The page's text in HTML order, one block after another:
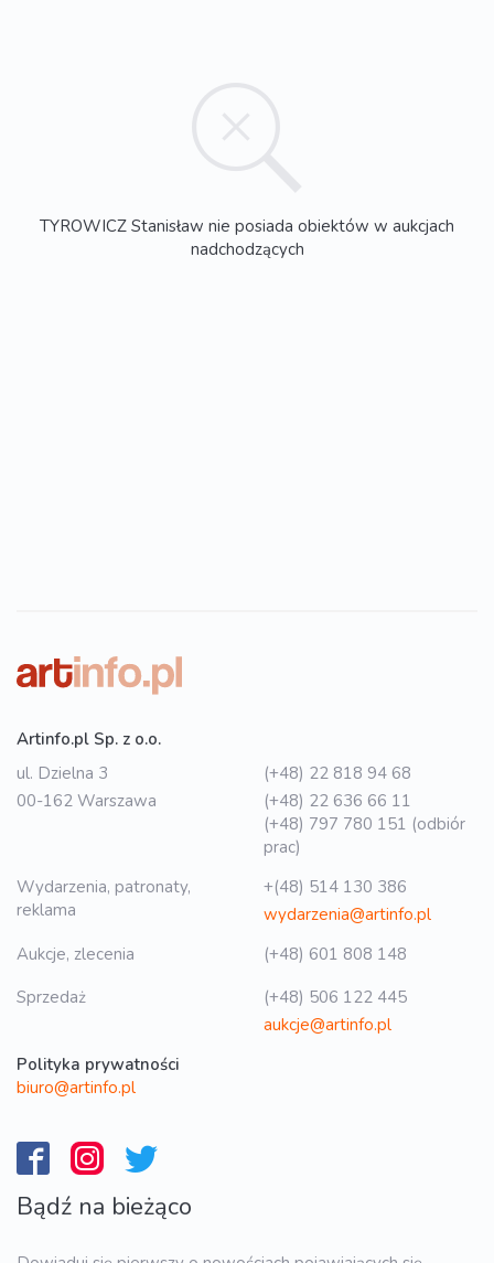
TYROWICZ Stanisław nie posiada obiektów w aukcjach
nadchodzących
Artinfo.pl Sp. z o.o.
ul. Dzielna 3
00-162 Warszawa
(+48) 22 818 94 68
(+48) 22 636 66 11
(+48) 797 780 151 (odbiór
prac)
Wydarzenia, patronaty,
reklama
+(48) 514 130 386
wydarzenia@artinfo.pl
Aukcje, zlecenia
(+48) 601 808 148
Sprzedaż
(+48) 506 122 445
aukcje@artinfo.pl
Polityka prywatności
biuro@artinfo.pl
Bądź na bieżąco